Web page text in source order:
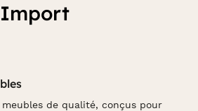
Import
meubles de qualité, conçus pour